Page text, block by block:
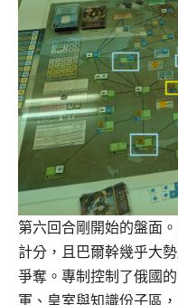
第六回合剛開始的盤面
計分，且巴爾幹幾乎大
爭奪。專制控制了俄國
軍、皇室與知識份子區